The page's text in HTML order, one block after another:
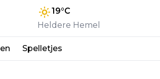
19°C
Heldere Hemel
Spelletjes